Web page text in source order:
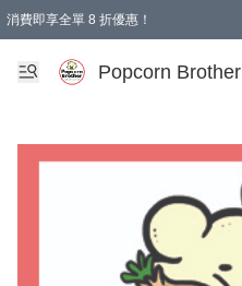
消費即享全單 8 折優惠！
Popcorn Brother